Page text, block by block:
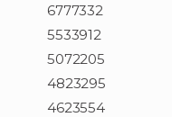
6777332
5533912
5072205
4823295
4623554